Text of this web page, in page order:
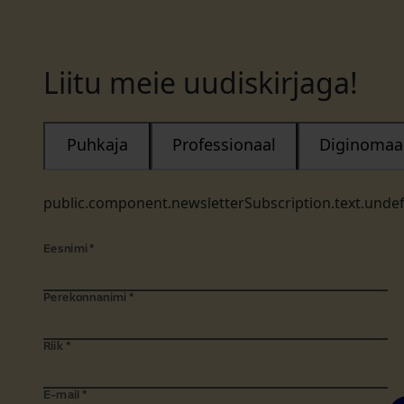
Liitu meie uudiskirjaga!
Puhkaja Professionaal
Eesnimi *
Perekonnanimi *
Riik *
E-mail *